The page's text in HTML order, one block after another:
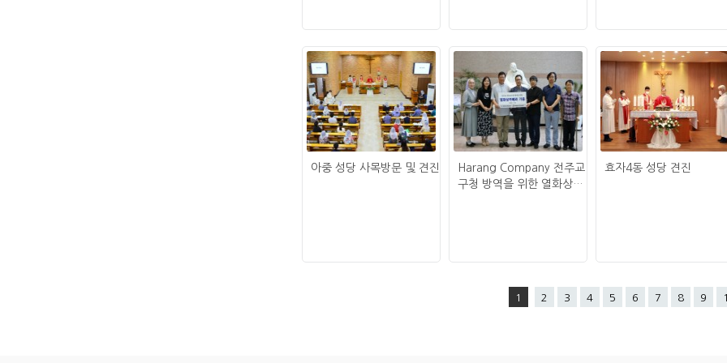
아중 성당 사목방문 및 견진
Harang Company 전주교
구청 방역을 위한 열화상카
효자4동 성당 견진
1 2 3 4 5 6 7 8 9